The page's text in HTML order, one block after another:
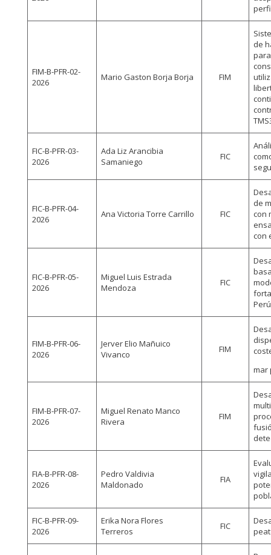
FIM-B-PFR-02-
2026
Mario Gaston Borja Borja FIM
de
FIC-B-PFR-03-
2026
Ada Liz Arancibia
Samaniego
FIC
FIC-B-PFR-04-
2026
Ana Victoria Torre Carrillo FIC
de
con
con
FIC-B-PFR-05-
2026
Miguel Luis Estrada
Mendoza
FIC
FIM-B-PFR-06-
2026
Jerver Elio Mañuico
Vivanco
FIM
mar
FIM-B-PFR-07-
2026
Miguel Renato Manco
Rivera
FIM
FIA-B-PFR-08-
2026
Pedro Valdivia
Maldonado
FIA
FIC-B-PFR-09-
2026
Erika Nora Flores
Terreros
FIC